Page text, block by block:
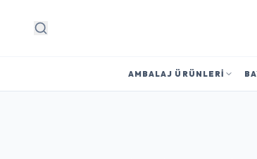
Arama
AMBALAJ ÜRÜNLERI